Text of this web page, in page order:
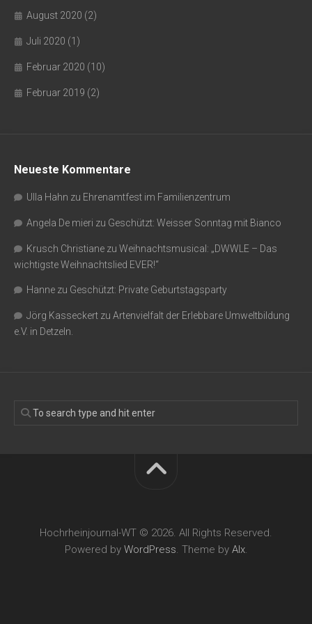
August 2020 (2)
Juli 2020 (1)
Februar 2020 (10)
Februar 2019 (2)
Neueste Kommentare
Ulla Hahn zu Ehrenamtfest im Familienzentrum
Angela De mieri zu Geschützt: Weisser Sonntag mit Bianco
Krusch Christiane zu Weihnachtsmusical: „DWWLE – Das
wichtigste Weihnachtslied EVER!“
Hanne zu Geschützt: Private Geburtstagsparty
Jörg Kasseckert zu Artenvielfalt der Erlebbare Umweltbildung
e.V. in Detzeln.
Hochrheinjournal-WT © 2026. All Rights Reserved.
Powered by WordPress . Theme by Alx.